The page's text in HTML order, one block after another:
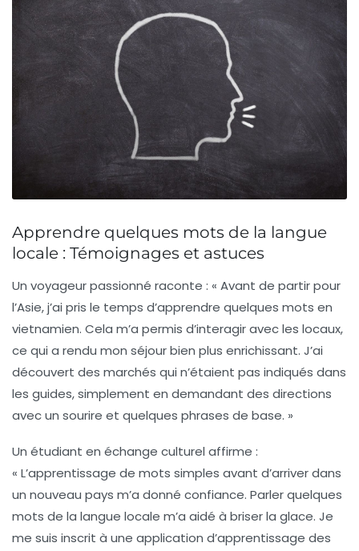
Apprendre quelques mots de la langue
locale : Témoignages et astuces
Un voyageur passionné raconte : « Avant de partir pour
l’Asie, j’ai pris le temps d’apprendre quelques mots en
vietnamien. Cela m’a permis d’interagir avec les locaux,
ce qui a rendu mon séjour bien plus enrichissant. J’ai
découvert des marchés qui n’étaient pas indiqués dans
les guides, simplement en demandant des directions
avec un sourire et quelques phrases de base. »
Un étudiant en échange culturel affirme :
« L’apprentissage de mots simples avant d’arriver dans
un nouveau pays m’a donné confiance. Parler quelques
mots de la langue locale m’a aidé à briser la glace. Je
me suis inscrit à une application d’apprentissage des